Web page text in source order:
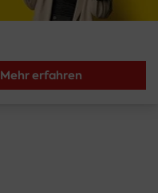
Mehr erfahren